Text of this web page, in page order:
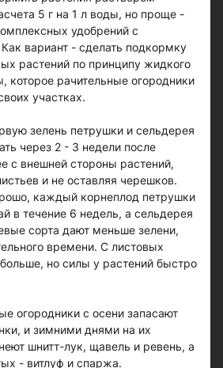
5 г на 1 л воды, но проще -
удобрений с
вариант - сделать подкормку
растений по принципу жидкого
которое рачительные огородники
участках.
зелень петрушки и сельдерея
через 2 - 3 недели после
с внешней стороны растений,
и не оставляя черешков.
каждый корнеплод петрушки
в течение 6 недель, а сельдерея
сорта дают меньше зелени,
времени. С листовых
но силы у растений быстро
огородники с осени запасают
и зимними днями на их
шнитт-лук, щавель и ревень, а
- витлуф и спаржа.